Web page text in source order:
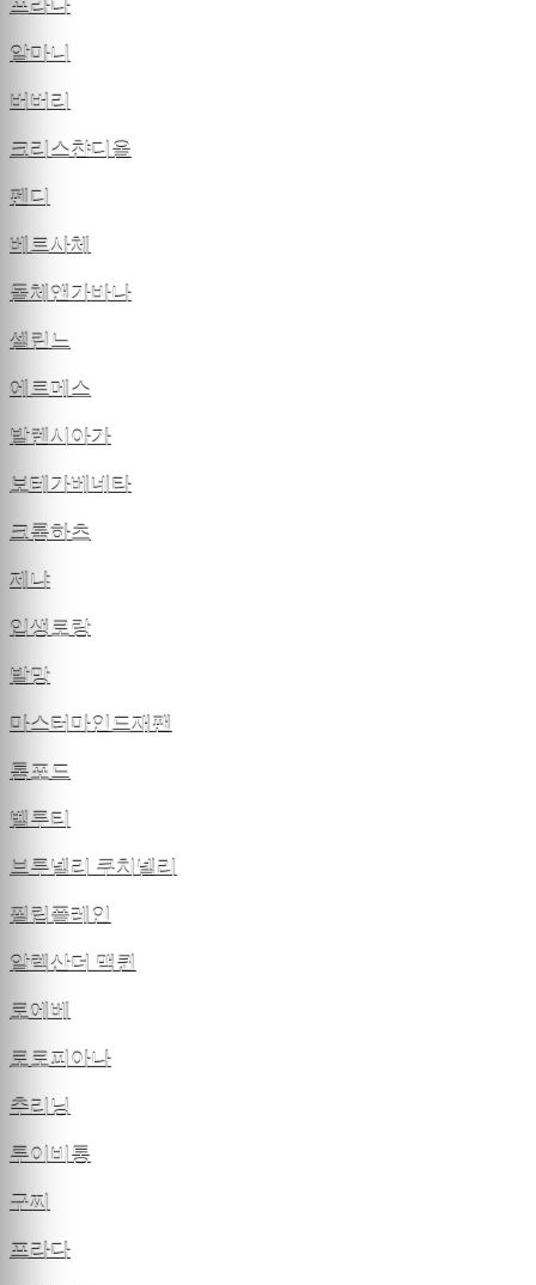
프라다
알마니
버버리
크리스챤디올
펜디
베르사체
돌체앤가바나
셀린느
에르메스
발렌시아가
보테가베네타
크롬하츠
제냐
입생로랑
발망
마스터마인드재팬
톰포드
벨루티
브루넬리 쿠치넬리
필립플레인
알렉산더 맥퀸
로에베
로로피아나
추리닝
루이비통
구찌
프라다